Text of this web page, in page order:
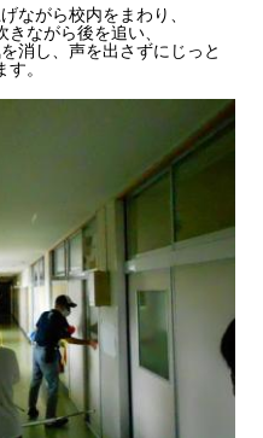
ながら校内をまわり、
ながら後を追い、
消し、声を出さずにじっと
。